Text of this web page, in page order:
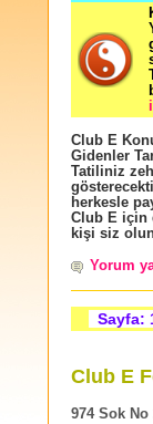
Club E
Gidenler
Tatiliniz
herkesle
Club E için
kişi siz
Yorum
Sayfa:
Club E
974 Sok No